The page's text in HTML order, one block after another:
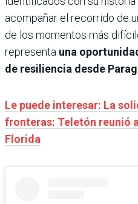
acompañar el recorrido de
de los momentos más
representa una
de resiliencia desde
Le puede interesar: La
fronteras: Teletón reunió
Florida